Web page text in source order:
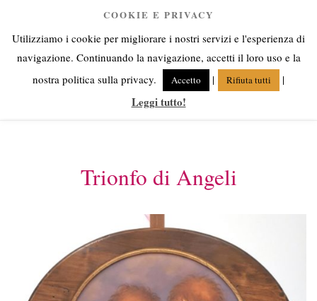
contenuto
Anna Corsini
Angeli fra cielo e terra
Menu
Trionfo di Angeli
COOKIE E PRIVACY
Utilizziamo i cookie per migliorare i nostri servizi e l'esperienza di
navigazione. Continuando la navigazione, accetti il loro uso e la
nostra politica sulla privacy.
Accetto | Rifiuta tutti |
Leggi tutto!